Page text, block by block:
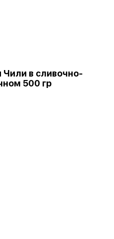
в сливочно-
500 гр